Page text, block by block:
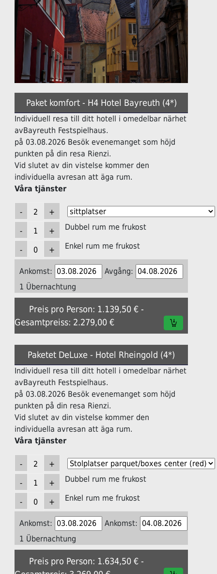
Paket komfort - H4 Hotel Bayreuth (4*)
Individuell resa till ditt hotell i omedelbar närhet
avBayreuth Festspielhaus.
på 03.08.2026 Besök evenemanget som höjd
punkten på din resa Rienzi.
Vid slutet av din vistelse kommer den
individuella avresan att äga rum.
Våra tjänster
Dubbel rum me frukost
Enkel rum me frukost
Ankomst:
Avgång:
1 Übernachtung
Preis pro Person: 1.139,50 € -
Gesamtpreiss: 2.279,00 €
Paketet DeLuxe - Hotel Rheingold (4*)
Individuell resa till ditt hotell i omedelbar närhet
avBayreuth Festspielhaus.
på 03.08.2026 Besök evenemanget som höjd
punkten på din resa Rienzi.
Vid slutet av din vistelse kommer den
individuella avresan att äga rum.
Våra tjänster
Dubbel rum me frukost
Enkel rum me frukost
Ankomst:
Ankomst:
1 Übernachtung
Preis pro Person: 1.634,50 € -